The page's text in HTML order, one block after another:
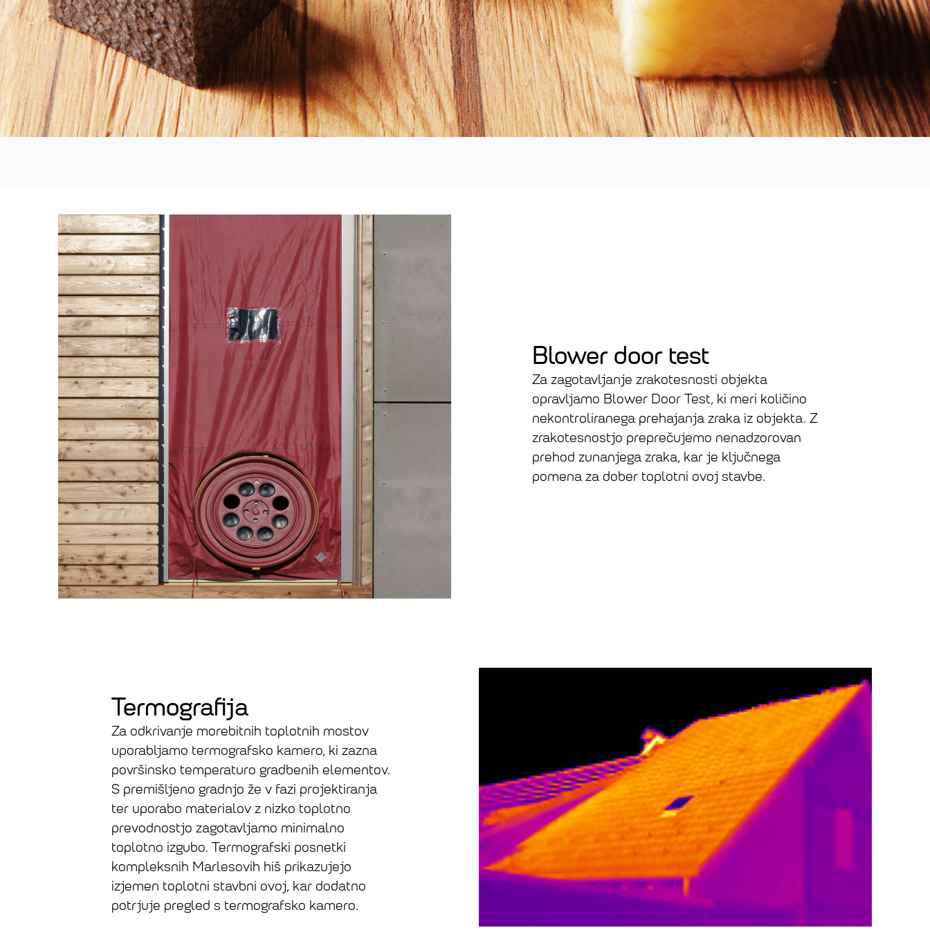
Pri Marlesu se zavedamo, da dobro izolirana lesena montažna hiša s primernim in natančno izvedenim toplotnim ovojem pomeni
velik prihranek energije ne samo pozimi, ko je potrebno hišo ogrevati, temveč tudi poleti, ko s pravilno načrtovanim in natančno
izvedenim ovojem objekta lahko pripomoremo k optimalnejšim bivanjskim pogojem in prijetnem počutju v objektu.
S premišljenim načinom gradnje, z natančno izvedenimi detajli v proizvodnji in montaži se doseže, da sloj izolacije ni nikjer
prekinjen. Preboje zmanjšamo na najmanjšo možno mero, za izolacijo uporabljamo materiale z nizko toplotno prevodnostjo
(celuloza, kameno volna kakovosti DP5 in neopor®) in s tem zagotovimo najvišjo možno kakovost.
Blower door test
Za zagotavljanje zrakotesnosti objekta
opravljamo Blower Door Test, ki meri količino
nekontroliranega prehajanja zraka iz objekta. Z
zrakotesnostjo preprečujemo nenadzorovan
prehod zunanjega zraka, kar je ključnega
pomena za dober toplotni ovoj stavbe.
Termografija
Za odkrivanje morebitnih toplotnih mostov
uporabljamo termografsko kamero, ki zazna
površinsko temperaturo gradbenih elementov.
S premišljeno gradnjo že v fazi projektiranja
ter uporabo materialov z nizko toplotno
prevodnostjo zagotavljamo minimalno
toplotno izgubo. Termografski posnetki
kompleksnih Marlesovih hiš prikazujejo
izjemen toplotni stavbni ovoj, kar dodatno
potrjuje pregled s termografsko kamero.